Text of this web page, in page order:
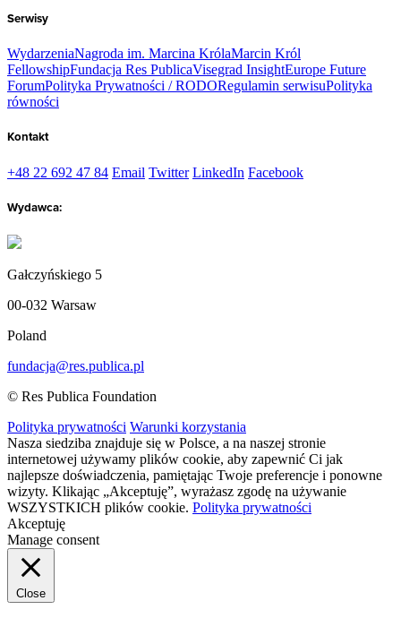
Serwisy
WydarzeniaNagroda im. Marcina KrólaMarcin Król
FellowshipFundacja Res PublicaVisegrad InsightEurope Future
ForumPolityka Prywatności / RODORegulamin serwisuPolityka
równości
Kontakt
+48 22 692 47 84 Email Twitter LinkedIn Facebook
Wydawca:
Gałczyńskiego 5
00-032 Warsaw
Poland
fundacja@res.publica.pl
© Res Publica Foundation
Polityka prywatności Warunki korzystania
Nasza siedziba znajduje się w Polsce, a na naszej stronie
internetowej używamy plików cookie, aby zapewnić Ci jak
najlepsze doświadczenia, pamiętając Twoje preferencje i ponowne
wizyty. Klikając „Akceptuję”, wyrażasz zgodę na używanie
WSZYSTKICH plików cookie. Polityka prywatności
Akceptuję
Manage consent
Close